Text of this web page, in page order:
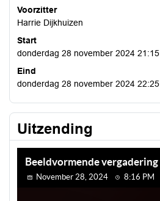
Voorzitter
Harrie Dijkhuizen
Start
donderdag 28 november 2024 21:15
Eind
donderdag 28 november 2024 22:25
Uitzending